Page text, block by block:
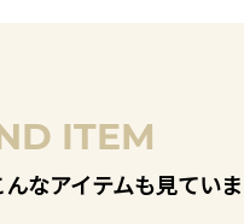
ITEM
なアイテムも見てい